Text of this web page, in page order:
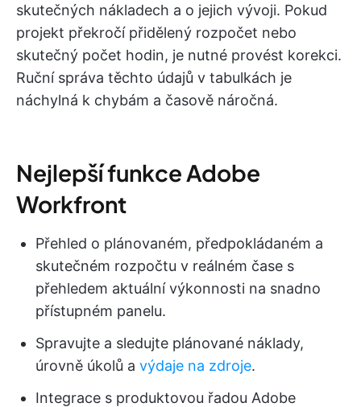
skutečných nákladech a o jejich vývoji. Pokud
projekt překročí přidělený rozpočet nebo
skutečný počet hodin, je nutné provést korekci.
Ruční správa těchto údajů v tabulkách je
náchylná k chybám a časově náročná.
Nejlepší funkce Adobe
Workfront
Přehled o plánovaném, předpokládaném a
skutečném rozpočtu v reálném čase s
přehledem aktuální výkonnosti na snadno
přístupném panelu.
Spravujte a sledujte plánované náklady,
úrovně úkolů a výdaje na zdroje.
Integrace s produktovou řadou Adobe